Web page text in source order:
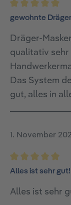
Bewertung
gewohnte
Dräger-
qualitativ sehr
Das System
gut, alles in
1. November
Bewertung mit
Alles ist sehr gut!
Alles ist sehr